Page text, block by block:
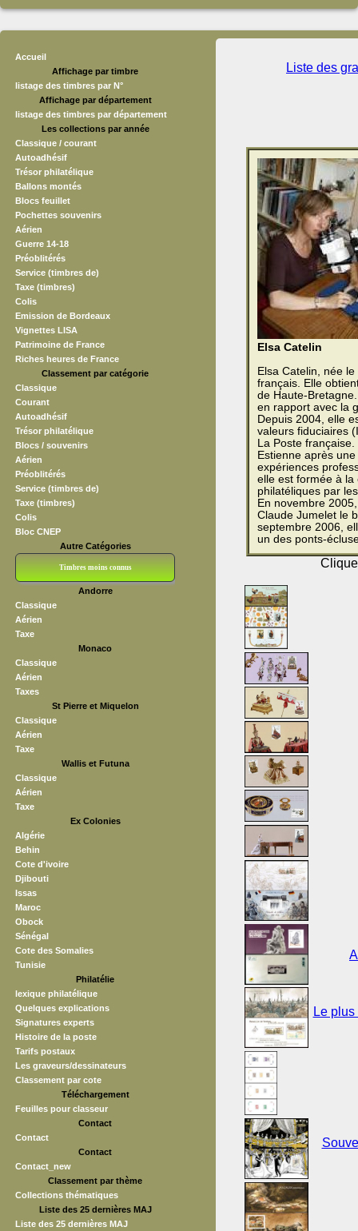
Accueil
Affichage par timbre
listage des timbres par N°
Affichage par département
listage des timbres par département
Les collections par année
Classique / courant
Autoadhésif
Trésor philatélique
Ballons montés
Blocs feuillet
Pochettes souvenirs
Aérien
Guerre 14-18
Préoblitérés
Service (timbres de)
Taxe (timbres)
Colis
Emission de Bordeaux
Vignettes LISA
Patrimoine de France
Riches heures de France
Classement par catégorie
Classique
Courant
Autoadhésif
Trésor philatélique
Blocs / souvenirs
Aérien
Préoblitérés
Service (timbres de)
Taxe (timbres)
Colis
Bloc CNEP
Autre Catégories
Timbres moins connus
Andorre
Classique
Aérien
Taxe
Monaco
Classique
Aérien
Taxes
St Pierre et Miquelon
Classique
Aérien
Taxe
Wallis et Futuna
Classique
Aérien
Taxe
Ex Colonies
Algérie
Behin
Cote d'ivoire
Djibouti
Issas
Maroc
Obock
Sénégal
Cote des Somalies
Tunisie
Philatélie
lexique philatélique
Quelques explications
Signatures experts
Histoire de la poste
Tarifs postaux
Les graveurs/dessinateurs
Classement par cote
Téléchargement
Feuilles pour classeur
Contact
Contact
Contact
Contact_new
Classement par thème
Collections thématiques
Liste des 25 dernières MAJ
Liste des 25 dernières MAJ
Liste des
Elsa Catelin
Elsa Catelin, née
français. Elle
de Haute-
en rapport avec la
Depuis 2004, elle
valeurs fiduciaires
La Poste
Estienne après
expériences
elle est formée à
philatéliques par
En novembre
Claude Jumelet le
septembre 2006,
un des ponts-
Le